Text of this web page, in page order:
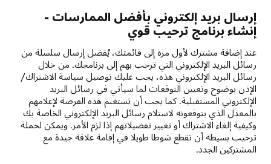
إرسال بريد إلكتروني بأفضل الممارسات -
إنشاء برنامج ترحيب قوي
عند إضافة مشترك لأول مرة إلى قائمتك، يُفضل إرسال سلسلة من
رسائل البريد الإلكتروني التي ترحب بهم إلى برنامجك. من خلال
رسائل البريد الإلكتروني هذه، يجب عليك توصيل سياسة الاشتراك/
الإذن بوضوح وتعيين التوقعات لما سيأتي في رسائل البريد
الإلكتروني المستقبلية. كما يجب أن تستغنم هذه الفرصة لإعلامهم
بالمعدل الذي يتوقعونه لاستلام رسائل البريد الإلكتروني الخاصة بك
وكيفية إلغاء الاشتراك أو تغيير تفضيلاتهم إذا لزم الأمر. ويمكن لحملة
ترحيب بسيطة أن تقطع شوطا طويلا في إقامة علاقة جيدة مع
المشتركين الجدد.